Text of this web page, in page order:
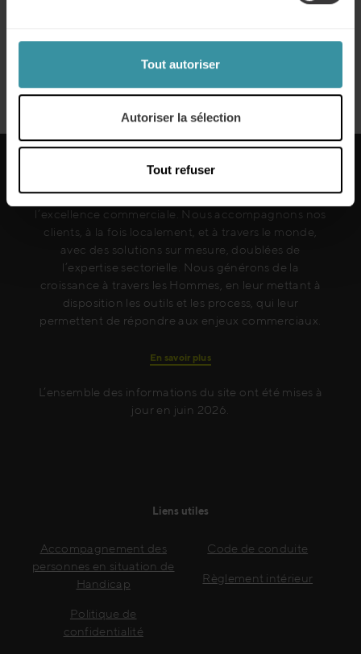
Tout autoriser
Autoriser la sélection
Tout refuser
Précédent Suivant
Chaque année et dans plus de 50 pays, Mercuri
International aide les sociétés à atteindre
l’excellence commerciale. Nous accompagnons nos
clients, à la fois localement, et à travers le monde,
avec des solutions sur mesure, doublées de
l’expertise sectorielle. Nous générons de la
croissance à travers les Hommes, en leur mettant à
disposition les outils et les process, qui leur
permettent de répondre aux enjeux commerciaux.
En savoir plus
L’ensemble des informations du site ont été mises à
jour en juin 2026.
Liens utiles
Accompagnement des
personnes en situation de
Handicap
Politique de
confidentialité
Code de conduite
Règlement intérieur